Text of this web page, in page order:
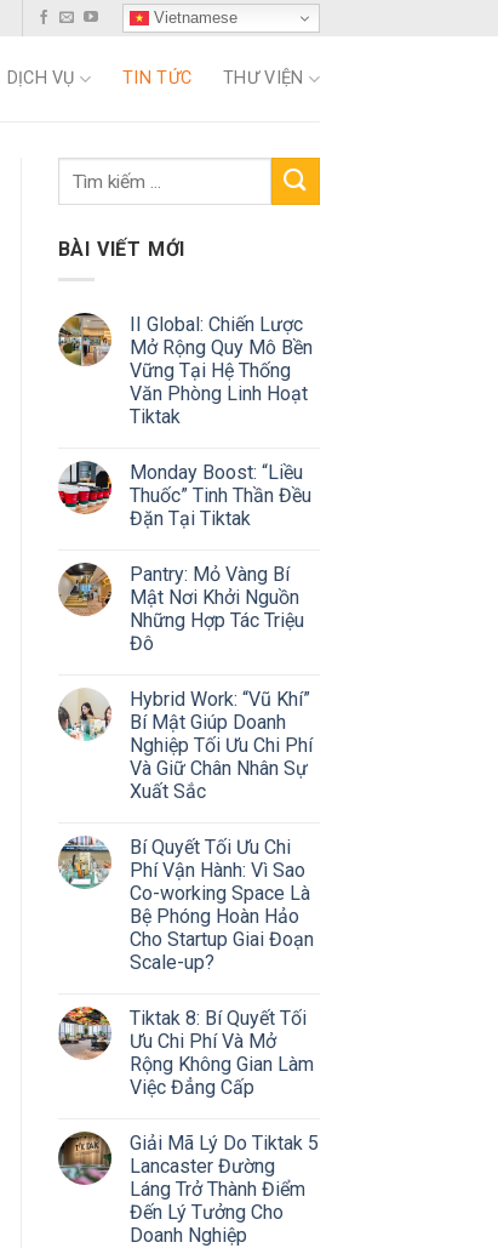
Vietnamese
DỊCH VỤ TIN TỨC THƯ VIỆN
BÀI VIẾT MỚI
II Global: Chiến Lược
Mở Rộng Quy Mô Bền
Vững Tại Hệ Thống
Văn Phòng Linh Hoạt
Tiktak
Monday Boost: “Liều
Thuốc” Tinh Thần Đều
Đặn Tại Tiktak
Pantry: Mỏ Vàng Bí
Mật Nơi Khởi Nguồn
Những Hợp Tác Triệu
Đô
Hybrid Work: “Vũ Khí”
Bí Mật Giúp Doanh
Nghiệp Tối Ưu Chi Phí
Và Giữ Chân Nhân Sự
Xuất Sắc
Bí Quyết Tối Ưu Chi
Phí Vận Hành: Vì Sao
Co-working Space Là
Bệ Phóng Hoàn Hảo
Cho Startup Giai Đoạn
Scale-up?
Tiktak 8: Bí Quyết Tối
Ưu Chi Phí Và Mở
Rộng Không Gian Làm
Việc Đẳng Cấp
Giải Mã Lý Do Tiktak 5
Lancaster Đường
Láng Trở Thành Điểm
Đến Lý Tưởng Cho
Doanh Nghiệp